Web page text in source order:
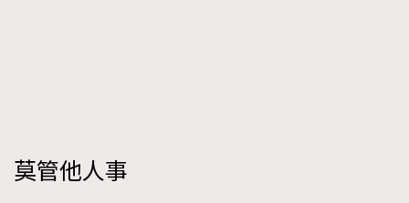
莫管他人事